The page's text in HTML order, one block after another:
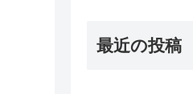
最近の投稿